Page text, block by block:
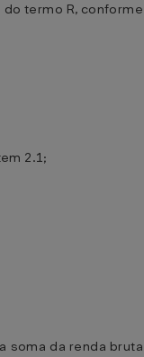
termo R, conforme
2.1;
soma da renda bruta